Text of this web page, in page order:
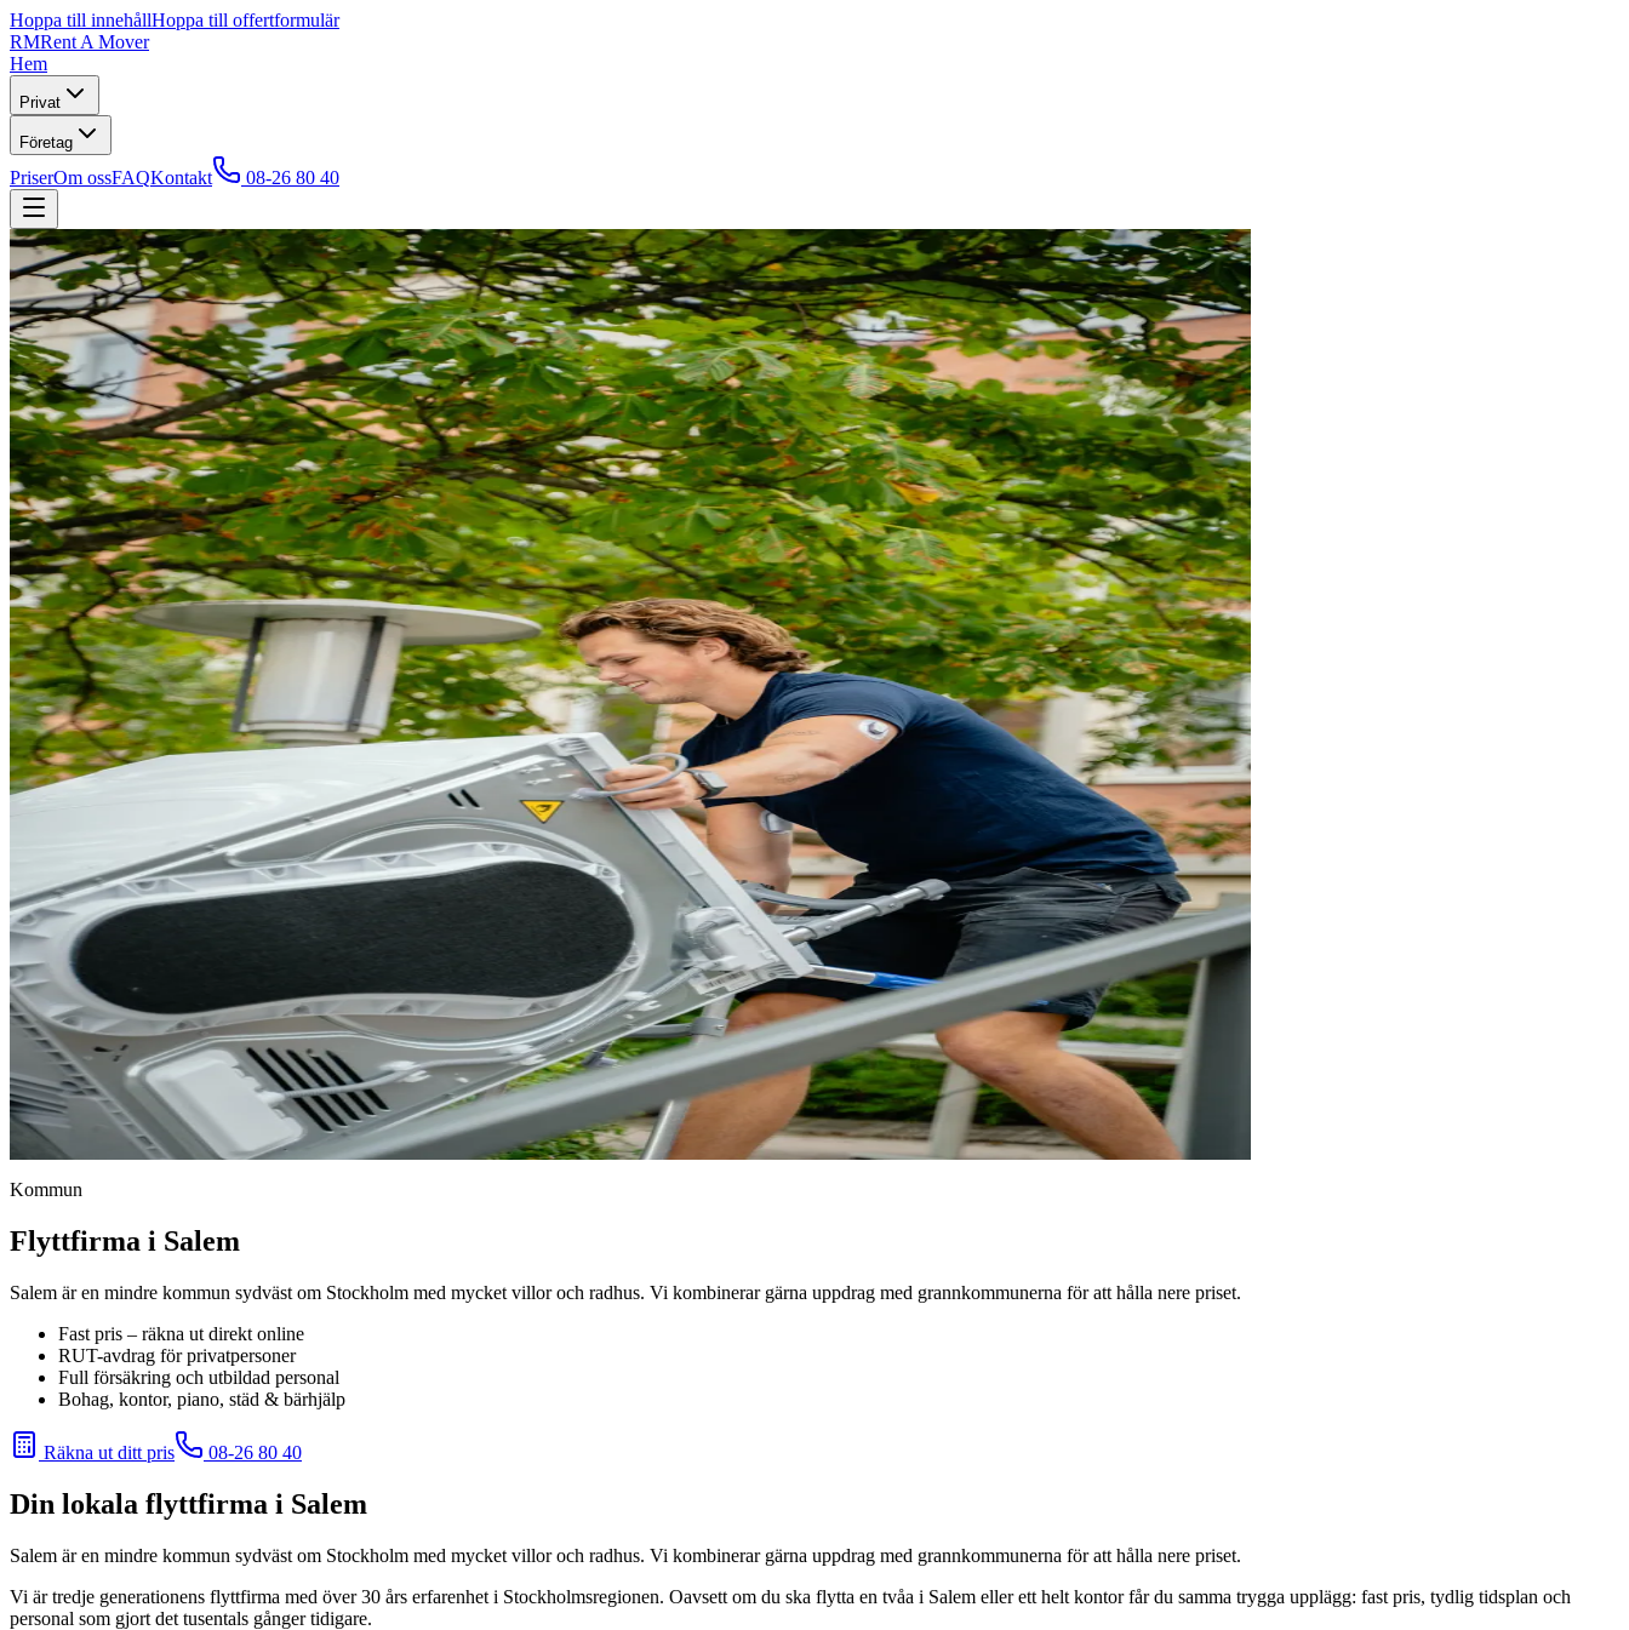
Hoppa till innehållHoppa till offertformulär
RMRent A Mover
Hem
Privat
Företag
PriserOm ossFAQKontakt 08-26 80 40
Kommun
Flyttfirma i Salem
Salem är en mindre kommun sydväst om Stockholm med mycket villor och radhus. Vi kombinerar gärna uppdrag med grannkommunerna för att hålla nere priset.
Fast pris – räkna ut direkt online
RUT-avdrag för privatpersoner
Full försäkring och utbildad personal
Bohag, kontor, piano, städ & bärhjälp
Räkna ut ditt pris 08-26 80 40
Din lokala flyttfirma i Salem
Salem är en mindre kommun sydväst om Stockholm med mycket villor och radhus. Vi kombinerar gärna uppdrag med grannkommunerna för att hålla nere priset.
Vi är tredje generationens flyttfirma med över 30 års erfarenhet i Stockholmsregionen. Oavsett om du ska flytta en tvåa i Salem eller ett helt kontor får du samma trygga upplägg: fast pris, tydlig tidsplan och
personal som gjort det tusentals gånger tidigare.